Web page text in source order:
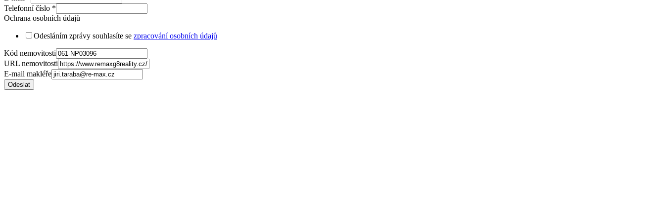
Telefonní číslo *
Ochrana osobních údajů
Odesláním zprávy souhlasíte se zpracování osobních údajů
Kód nemovitosti
URL nemovitosti
E-mail makléře
Odeslat